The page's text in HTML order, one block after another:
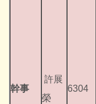
幹事
許展
榮
6304